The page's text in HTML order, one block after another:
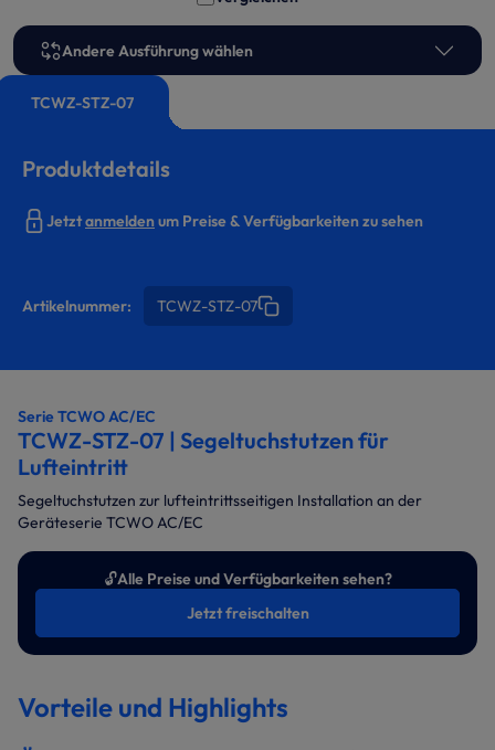
TCWZ-STZ-07
Andere Ausführung wählen
Produktdetails
Jetztanmeldenum Preise & Verfügbarkeiten zu sehen
Artikelnummer: TCWZ-STZ-07
Serie TCWO AC/EC
TCWZ-STZ-07 | Segeltuchstutzen für
Lufteintritt
Segeltuchstutzen zur lufteintrittsseitigen Installation an der
Geräteserie TCWO AC/EC
🔓Alle Preise und Verfügbarkeiten sehen?
Jetzt freischalten
Vorteile und Highlights